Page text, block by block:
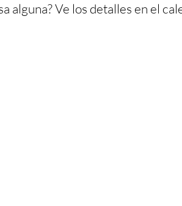
alguna? Ve los detalles en el